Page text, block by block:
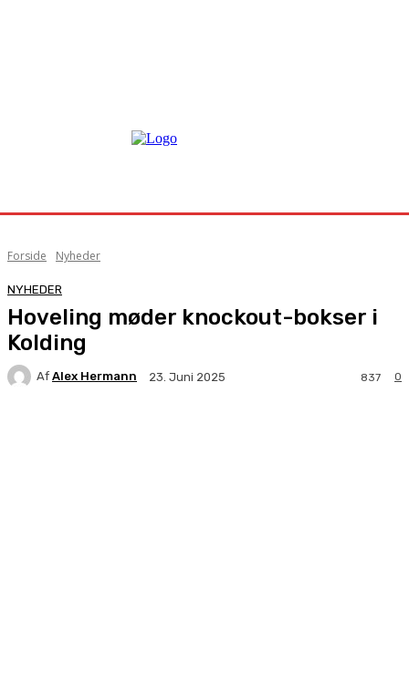
Forside Nyheder
NYHEDER
Hoveling møder knockout-bokser i
Kolding
Af Alex Hermann 23. Juni 2025 0
837